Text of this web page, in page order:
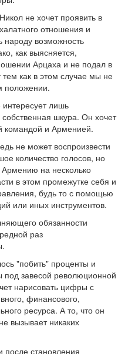
не хочет проявить в
отношения и
народу возможность
как выясняется,
Арцаха и не подал в
как в этом случае мы не
положении.
интересует лишь
шкура. Он хочет
командой и Арменией.
не может воспроизвести
количество голосов, но
Армению на несколько
в этом промежутке себя и
будь то с помощью
или иных инструментов.
обязанности
раз
"побить" проценты и
завесой революционной
нарисовать цифры с
финансового,
ресурса. А то, что он
вызывает никаких
после становления